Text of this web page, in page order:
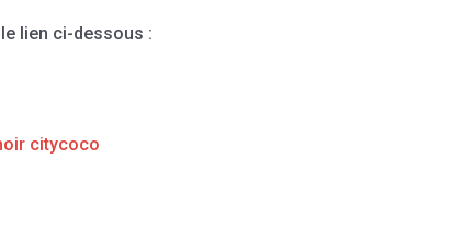
lien ci-dessous :
citycoco